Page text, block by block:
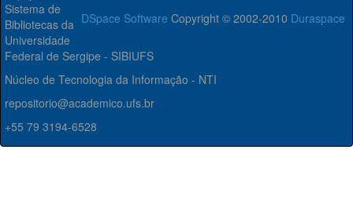
DSpace Software Copyright © 2002-2010 Duraspace
Sistema de
Bibliotecas da
Universidade
Federal de Sergipe - SIBIUFS
Núcleo de Tecnologia da Informação - NTI
repositorio@academico.ufs.br
+55 79 3194-6528